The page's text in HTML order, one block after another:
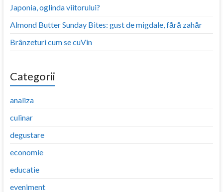
Japonia, oglinda viitorului?
Almond Butter Sunday Bites: gust de migdale, fără zahăr
Brânzeturi cum se cuVin
Categorii
analiza
culinar
degustare
economie
educatie
eveniment